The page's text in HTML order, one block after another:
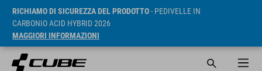
RICHIAMO DI SICUREZZA DEL PRODOTTO- PEDIVELLE IN
CARBONIO ACID HYBRID 2026
MAGGIORI INFORMAZIONI